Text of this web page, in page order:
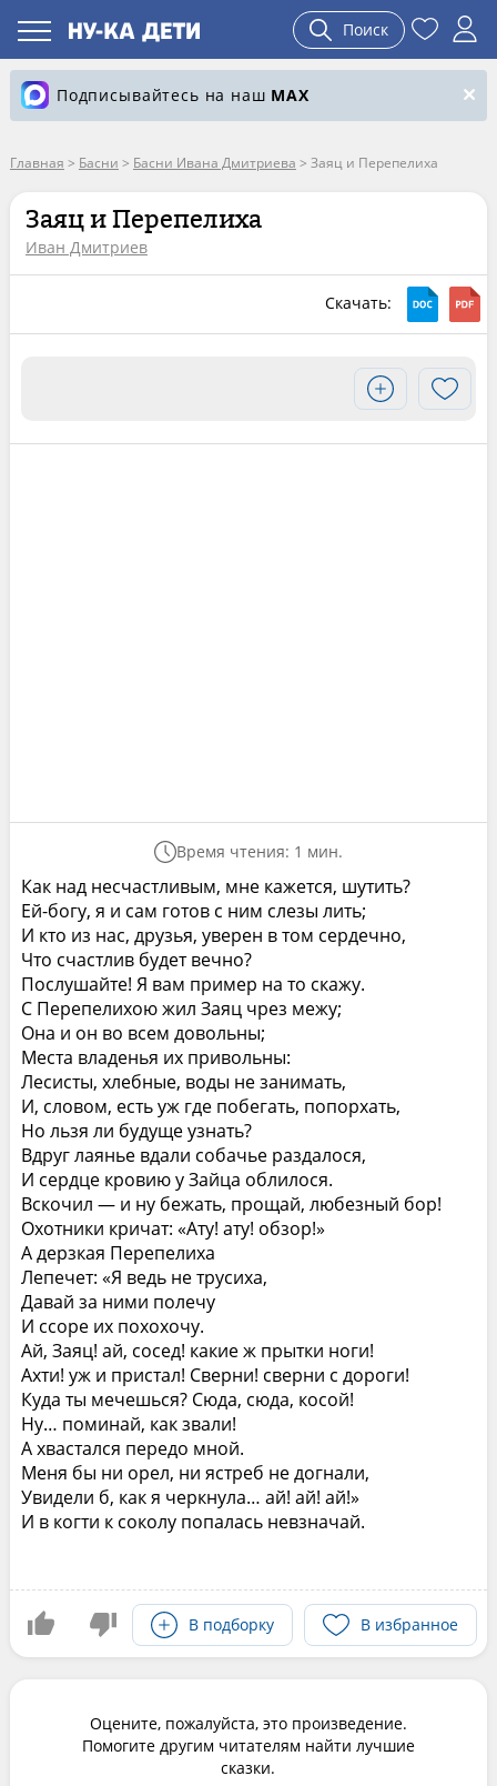
Поиск
Подписывайтесь на наш MAX
Главная > Басни > Басни Ивана Дмитриева > Заяц и Перепелиха
Заяц и Перепелиха
Иван Дмитриев
Скачать:
Время чтения: 1 мин.
Как над несчастливым, мне кажется, шутить?
Ей-богу, я и сам готов с ним слезы лить;
И кто из нас, друзья, уверен в том сердечно,
Что счастлив будет вечно?
Послушайте! Я вам пример на то скажу.
С Перепелихою жил Заяц чрез межу;
Она и он во всем довольны;
Места владенья их привольны:
Лесисты, хлебные, воды не занимать,
И, словом, есть уж где побегать, попорхать,
Но льзя ли будуще узнать?
Вдруг лаянье вдали собачье раздалося,
И сердце кровию у Зайца облилося.
Вскочил — и ну бежать, прощай, любезный бор!
Охотники кричат: «Ату! ату! обзор!»
А дерзкая Перепелиха
Лепечет: «Я ведь не трусиха,
Давай за ними полечу
И ссоре их похохочу.
Ай, Заяц! ай, сосед! какие ж прытки ноги!
Ахти! уж и пристал! Сверни! сверни с дороги!
Куда ты мечешься? Сюда, сюда, косой!
Ну… поминай, как звали!
А хвастался передо мной.
Меня бы ни орел, ни ястреб не догнали,
Увидели б, как я черкнула… ай! ай! ай!»
И в когти к соколу попалась невзначай.
В подборку В избранное
Оцените, пожалуйста, это произведение.
Помогите другим читателям найти лучшие
сказки.